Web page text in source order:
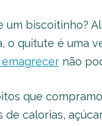
um biscoitinho?
o quitute é uma
não
que
de calorias,